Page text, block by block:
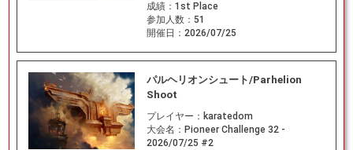
成績： 1st Place
参加人数： 51
開催日： 2026/07/25
パルヘリオンシュート/Parhelion
Shoot
プレイヤー： karatedom
大会名： Pioneer Challenge 32 -
2026/07/25 #2